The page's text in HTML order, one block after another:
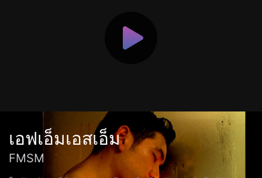
เอฟเอ็มเอสเอ็ม
FMSM